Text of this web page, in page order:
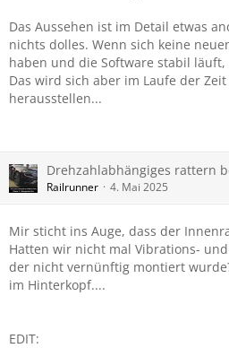
Das Aussehen ist im Detail etwas
nichts dolles. Wenn sich keine
haben und die Software stabil
Das wird sich aber im Laufe der
herausstellen...
Drehzahlabhängiges rattern
Railrunner 4. Mai 2025
Mir sticht ins Auge, dass der
Hatten wir nicht mal Vibrations-
der nicht vernünftig montiert
im Hinterkopf....
EDIT: